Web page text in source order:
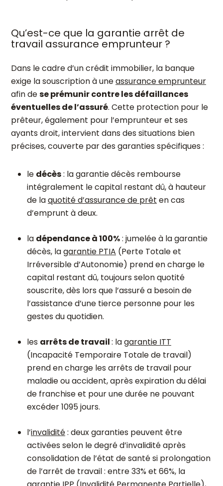
Qu’est-ce que la garantie arrêt de
travail assurance emprunteur ?
Dans le cadre d’un crédit immobilier, la banque
exige la souscription à uneassurance emprunteur
afin dese prémunir contre les défaillances
éventuelles de l’assuré. Cette protection pour le
prêteur, également pour l’emprunteur et ses
ayants droit, intervient dans des situations bien
précises, couverte par des garanties spécifiques :
le décès: la garantie décès rembourse
intégralement le capital restant dû, à hauteur
de laquotité d’assurance de prêt en cas
d’emprunt à deux.
la dépendance à 100%: jumelée à la garantie
décès, lagarantie PTIA (Perte Totale et
Irréversible d’Autonomie) prend en charge le
capital restant dû, toujours selon quotité
souscrite, dès lors que l’assuré a besoin de
l’assistance d’une tierce personne pour les
gestes du quotidien.
les arrêts de travail: lagarantie ITT
(Incapacité Temporaire Totale de travail)
prend en charge les arrêts de travail pour
maladie ou accident, après expiration du délai
de franchise et pour une durée ne pouvant
excéder 1095 jours.
l’invalidité: deux garanties peuvent être
activées selon le degré d’invalidité après
consolidation de l’état de santé si prolongation
de l’arrêt de travail : entre 33% et 66%, la